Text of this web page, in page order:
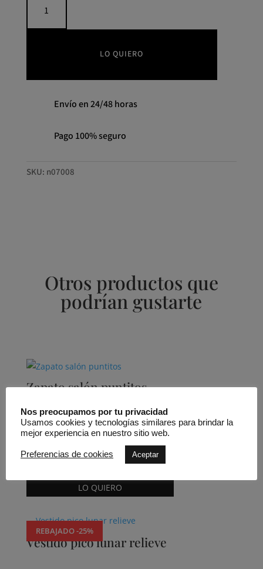
diplomática
LO QUIERO
Envío en 24/48 horas
Pago 100% seguro
SKU: n07008
Otros productos que
podrían gustarte
Zapato salón puntitos
150,00€
LO QUIERO
REBAJADO -25%
Vestido pico lunar relieve
Nos preocupamos por tu privacidad
Usamos cookies y tecnologías similares para brindar la
mejor experiencia en nuestro sitio web.
Preferencias de cookies Aceptar